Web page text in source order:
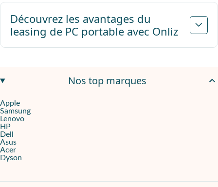
Suivant
Découvrez les avantages du
leasing de PC portable avec Onliz
Nos top marques
Apple
Samsung
Lenovo
HP
Dell
Asus
Acer
Dyson